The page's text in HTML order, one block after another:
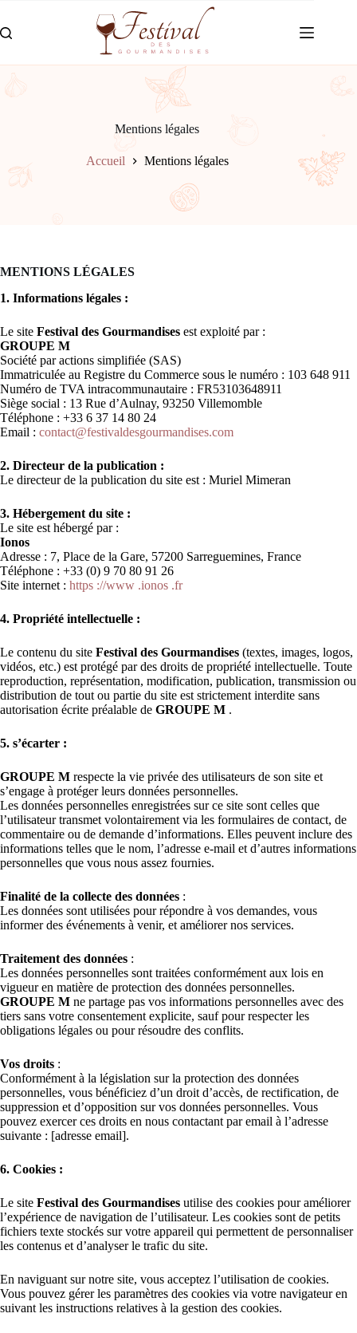
contenu
Mentions légales
Accueil Mentions légales
MENTIONS LÉGALES
1. Informations légales :
Le site Festival des Gourmandises est exploité par :
GROUPE M
Société par actions simplifiée (SAS)
Immatriculée au Registre du Commerce sous le numéro : 103 648 911
Numéro de TVA intracommunautaire : FR53103648911
Siège social : 13 Rue d’Aulnay, 93250 Villemomble
Téléphone : +33 6 37 14 80 24
Email : contact@festivaldesgourmandises.com
2. Directeur de la publication :
Le directeur de la publication du site est : Muriel Mimeran
3. Hébergement du site :
Le site est hébergé par :
Ionos
Adresse : 7, Place de la Gare, 57200 Sarreguemines, France
Téléphone : +33 (0) 9 70 80 91 26
Site internet : https ://www .ionos .fr
4. Propriété intellectuelle :
Le contenu du site Festival des Gourmandises (textes, images, logos,
vidéos, etc.) est protégé par des droits de propriété intellectuelle. Toute
reproduction, représentation, modification, publication, transmission ou
distribution de tout ou partie du site est strictement interdite sans
autorisation écrite préalable de GROUPE M .
5. s’écarter :
GROUPE M respecte la vie privée des utilisateurs de son site et
s’engage à protéger leurs données personnelles.
Les données personnelles enregistrées sur ce site sont celles que
l’utilisateur transmet volontairement via les formulaires de contact, de
commentaire ou de demande d’informations. Elles peuvent inclure des
informations telles que le nom, l’adresse e-mail et d’autres informations
personnelles que vous nous assez fournies.
Finalité de la collecte des données :
Les données sont utilisées pour répondre à vos demandes, vous
informer des événements à venir, et améliorer nos services.
Traitement des données :
Les données personnelles sont traitées conformément aux lois en
vigueur en matière de protection des données personnelles.
GROUPE M ne partage pas vos informations personnelles avec des
tiers sans votre consentement explicite, sauf pour respecter les
obligations légales ou pour résoudre des conflits.
Vos droits :
Conformément à la législation sur la protection des données
personnelles, vous bénéficiez d’un droit d’accès, de rectification, de
suppression et d’opposition sur vos données personnelles. Vous
pouvez exercer ces droits en nous contactant par email à l’adresse
suivante : [adresse email].
6. Cookies :
Le site Festival des Gourmandises utilise des cookies pour améliorer
l’expérience de navigation de l’utilisateur. Les cookies sont de petits
fichiers texte stockés sur votre appareil qui permettent de personnaliser
les contenus et d’analyser le trafic du site.
En naviguant sur notre site, vous acceptez l’utilisation de cookies.
Vous pouvez gérer les paramètres des cookies via votre navigateur en
suivant les instructions relatives à la gestion des cookies.